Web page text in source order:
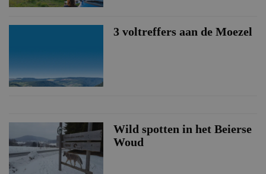
3 voltreffers aan de Moezel
Wild spotten in het Beierse
Woud